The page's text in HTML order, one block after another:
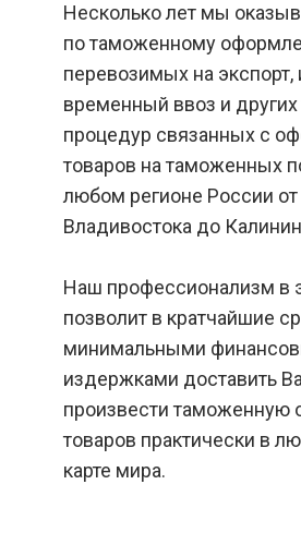
Несколько лет мы
по таможенному
перевозимых на экспорт,
временный ввоз и
процедур связанных с
товаров на таможенных
любом регионе России от
Владивостока до
Наш профессионализм в
позволит в кратчайшие
минимальными
издержками доставить
произвести таможенную
товаров практически в
карте мира.